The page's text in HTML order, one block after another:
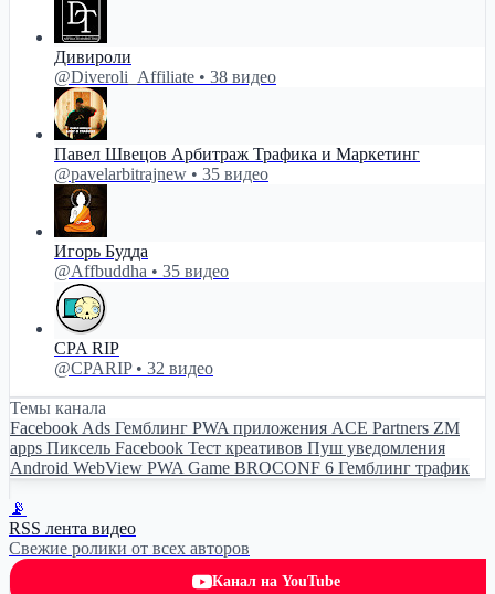
Дивироли
@Diveroli_Affiliate • 38 видео
Павел Швецов Арбитраж Трафика и Маркетинг
@pavelarbitrajnew • 35 видео
Игорь Будда
@Affbuddha • 35 видео
CPA RIP
@CPARIP • 32 видео
Темы канала
Facebook Ads Гемблинг PWA приложения ACE Partners ZM
apps Пиксель Facebook Тест креативов Пуш уведомления
Android WebView PWA Game BROCONF 6 Гемблинг трафик
📡
RSS лента видео
Свежие ролики от всех авторов
Канал на YouTube